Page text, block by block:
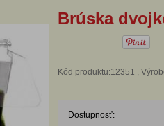
Brúska
Kód produktu:12351 ,
Dostupnosť: